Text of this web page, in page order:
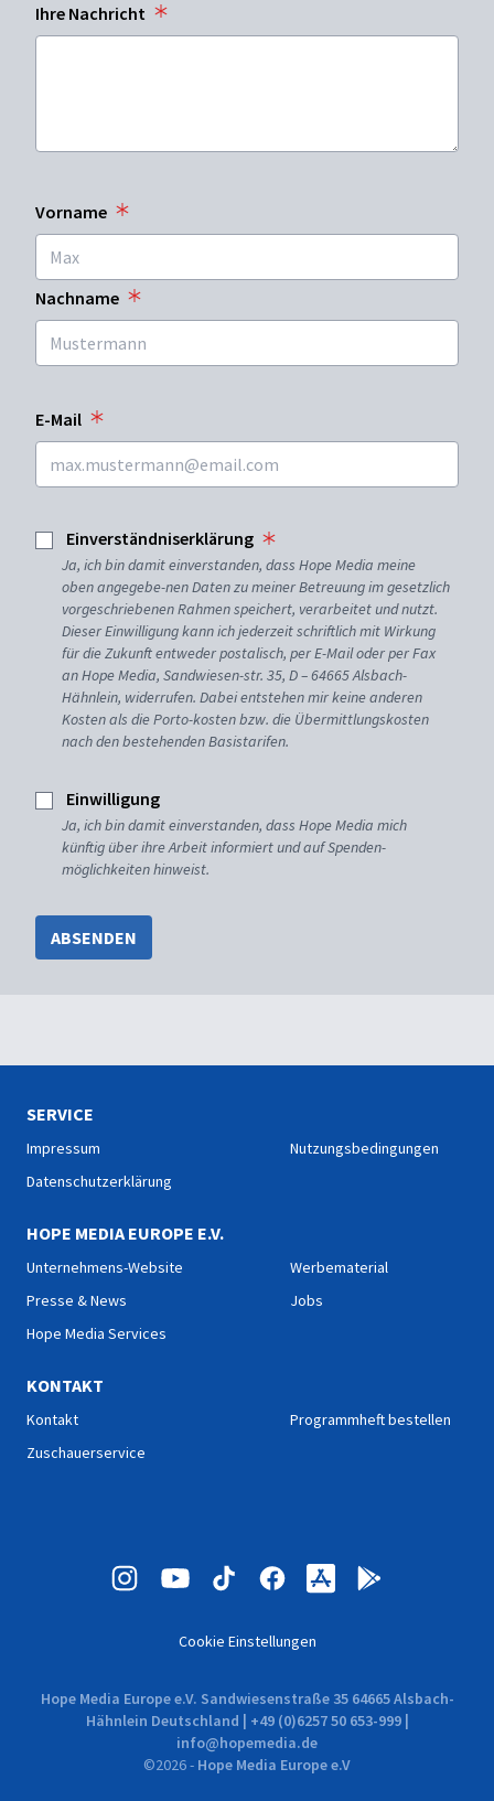
Ihre Nachricht
Vorname
Nachname
E-Mail
Einverständniserklärung
Ja, ich bin damit einverstanden, dass Hope Media meine
oben angegebe-nen Daten zu meiner Betreuung im gesetzlich
vorgeschriebenen Rahmen speichert, verarbeitet und nutzt.
Dieser Einwilligung kann ich jederzeit schriftlich mit Wirkung
für die Zukunft entweder postalisch, per E-Mail oder per Fax
an Hope Media, Sandwiesen-str. 35, D – 64665 Alsbach-
Hähnlein, widerrufen. Dabei entstehen mir keine anderen
Kosten als die Porto-kosten bzw. die Übermittlungskosten
nach den bestehenden Basistarifen.
Einwilligung
Ja, ich bin damit einverstanden, dass Hope Media mich
künftig über ihre Arbeit informiert und auf Spenden-
möglichkeiten hinweist.
ABSENDEN
SERVICE
Impressum
Datenschutzerklärung
Nutzungsbedingungen
HOPE MEDIA EUROPE E.V.
Unternehmens-Website
Presse & News
Hope Media Services
Werbematerial
Jobs
KONTAKT
Kontakt
Zuschauerservice
Programmheft bestellen
Cookie Einstellungen
Hope Media Europe e.V. Sandwiesenstraße 35 64665 Alsbach-
Hähnlein Deutschland | +49 (0)6257 50 653-999 |
info@hopemedia.de
©2026- Hope Media Europe e.V